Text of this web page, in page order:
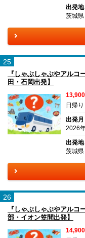
出発地
茨城県
25
『しゃぶしゃぶやアル
田・石岡出発】
日帰り
出発月
2026
出発地
茨城県
26
『しゃぶしゃぶやアル
部・イオン笠間出発】